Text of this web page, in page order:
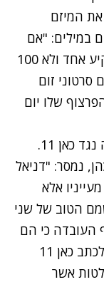
את המיזם
במילים: "אם
זה היה עוקץ היינו מחפשים לדפוק משקיע אחד ולא 100
זום
שלו יום
באמוזה מכחישים הכל ומאיימים בצביעה נגד כאן 11.
נמסר: "דניאל
אלא
הטוב של שני
העובדה כי הם
הקורבנות האמיתיים בסיפור. עת הוצגו לכתב כאן 11
אשר